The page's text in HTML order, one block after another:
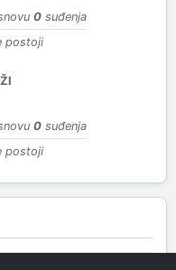
0 suđenja
postoji
0 suđenja
postoji